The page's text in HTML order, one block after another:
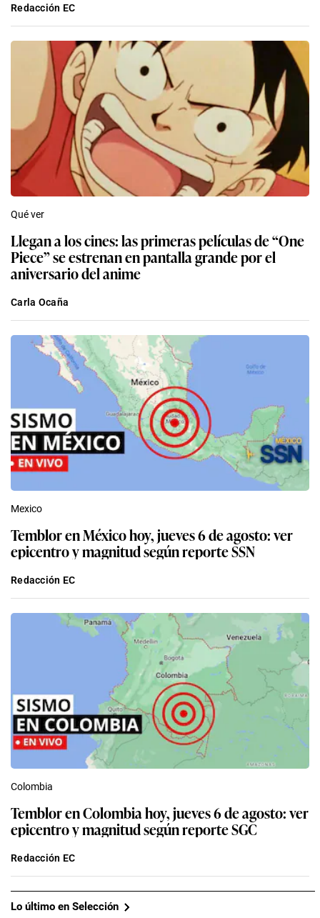
Redacción EC
Qué ver
Llegan a los cines: las primeras películas de “One
Piece” se estrenan en pantalla grande por el
aniversario del anime
Carla Ocaña
Mexico
Temblor en México hoy, jueves 6 de agosto: ver
epicentro y magnitud según reporte SSN
Redacción EC
Colombia
Temblor en Colombia hoy, jueves 6 de agosto: ver
epicentro y magnitud según reporte SGC
Redacción EC
Lo último en Selección